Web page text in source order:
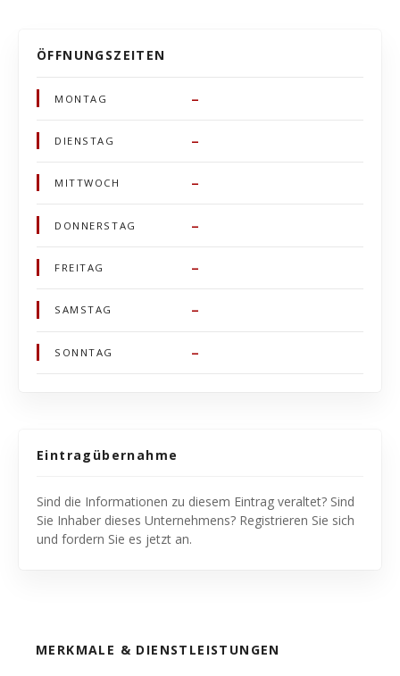
ÖFFNUNGSZEITEN
MONTAG –
DIENSTAG –
MITTWOCH –
DONNERSTAG –
FREITAG –
SAMSTAG –
SONNTAG –
Eintragübernahme
Sind die Informationen zu diesem Eintrag veraltet? Sind
Sie Inhaber dieses Unternehmens? Registrieren Sie sich
und fordern Sie es jetzt an.
MERKMALE & DIENSTLEISTUNGEN